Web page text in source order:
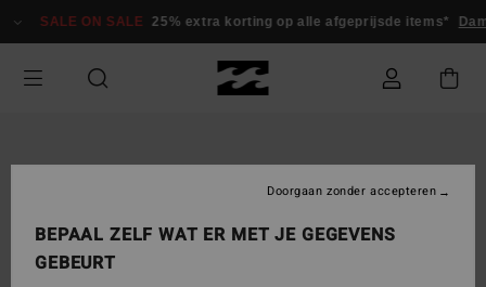
naar
SALE ON SALE 25% extra korting op alle afgeprijsde items*
BEPAAL ZELF WAT ER MET JE GEGEVENS
GEBEURT
Doorgaan zonder accepteren